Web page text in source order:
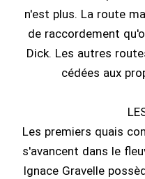
n'est plus. La route
de raccordement
Dick. Les autres
cédées aux
Les premiers quais
s'avancent dans le
Ignace Gravelle